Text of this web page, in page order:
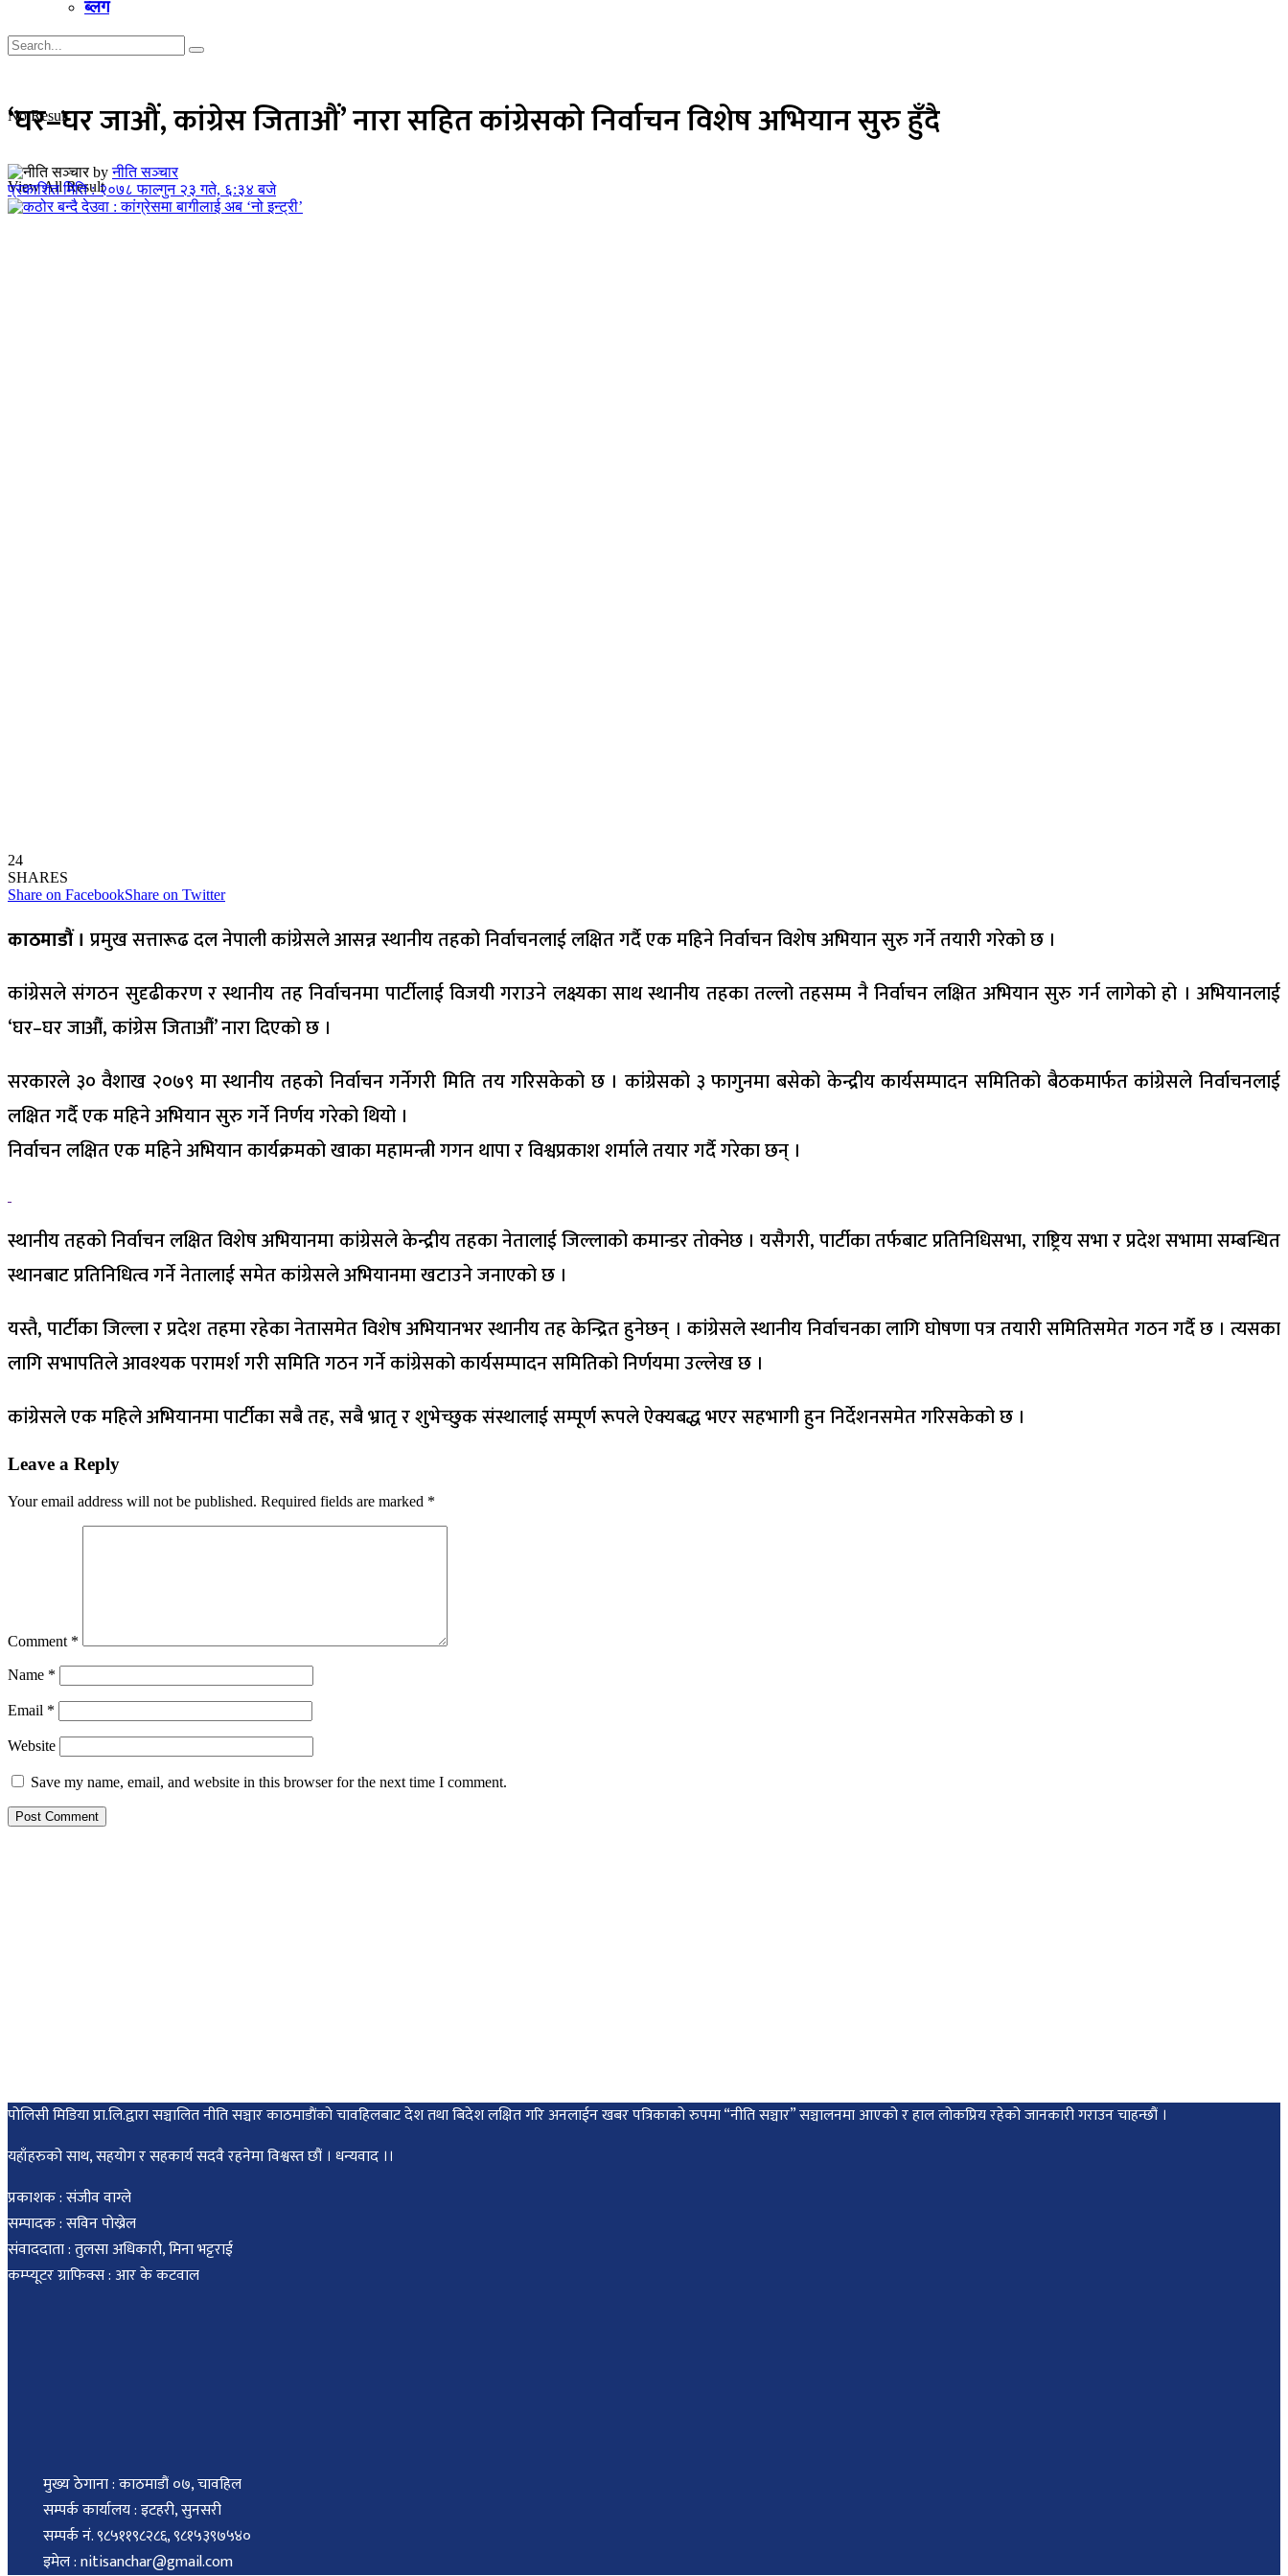
ब्लग
No Result
View All Result
‘घर–घर जाऔं, कांग्रेस जिताऔं’ नारा सहित कांग्रेसको निर्वाचन विशेष अभियान सुरु हुँदै
by नीति सञ्चार
प्रकाशित मिति : २०७८ फाल्गुन २३ गते, ६:३४ बजे
24
SHARES
Share on FacebookShare on Twitter
काठमाडौं । प्रमुख सत्तारूढ दल नेपाली कांग्रेसले आसन्न स्थानीय तहको निर्वाचनलाई लक्षित गर्दै एक महिने निर्वाचन विशेष अभियान सुरु गर्ने तयारी गरेको छ ।
कांग्रेसले संगठन सुदृढीकरण र स्थानीय तह निर्वाचनमा पार्टीलाई विजयी गराउने लक्ष्यका साथ स्थानीय तहका तल्लो तहसम्म नै निर्वाचन लक्षित अभियान सुरु गर्न लागेको हो । अभियानलाई
‘घर–घर जाऔं, कांग्रेस जिताऔं’ नारा दिएको छ ।
सरकारले ३० वैशाख २०७९ मा स्थानीय तहको निर्वाचन गर्नेगरी मिति तय गरिसकेको छ । कांग्रेसको ३ फागुनमा बसेको केन्द्रीय कार्यसम्पादन समितिको बैठकमार्फत कांग्रेसले निर्वाचनलाई
लक्षित गर्दै एक महिने अभियान सुरु गर्ने निर्णय गरेको थियो ।
निर्वाचन लक्षित एक महिने अभियान कार्यक्रमको खाका महामन्त्री गगन थापा र विश्वप्रकाश शर्माले तयार गर्दै गरेका छन् ।
स्थानीय तहको निर्वाचन लक्षित विशेष अभियानमा कांग्रेसले केन्द्रीय तहका नेतालाई जिल्लाको कमान्डर तोक्नेछ । यसैगरी, पार्टीका तर्फबाट प्रतिनिधिसभा, राष्ट्रिय सभा र प्रदेश सभामा सम्बन्धित
स्थानबाट प्रतिनिधित्व गर्ने नेतालाई समेत कांग्रेसले अभियानमा खटाउने जनाएको छ ।
यस्तै, पार्टीका जिल्ला र प्रदेश तहमा रहेका नेतासमेत विशेष अभियानभर स्थानीय तह केन्द्रित हुनेछन् । कांग्रेसले स्थानीय निर्वाचनका लागि घोषणा पत्र तयारी समितिसमेत गठन गर्दै छ । त्यसका
लागि सभापतिले आवश्यक परामर्श गरी समिति गठन गर्ने कांग्रेसको कार्यसम्पादन समितिको निर्णयमा उल्लेख छ ।
कांग्रेसले एक महिले अभियानमा पार्टीका सबै तह, सबै भ्रातृ र शुभेच्छुक संस्थालाई सम्पूर्ण रूपले ऐक्यबद्ध भएर सहभागी हुन निर्देशनसमेत गरिसकेको छ ।
Leave a Reply
Your email address will not be published. Required fields are marked *
Comment *
Name *
Email *
Website
Save my name, email, and website in this browser for the next time I comment.
पोलिसी मिडिया प्रा.लि.द्वारा सञ्चालित नीति सञ्चार काठमाडाैंकाे चावहिलबाट देश तथा बिदेश लक्षित गरि अनलाईन खबर पत्रिकाको रुपमा “नीति सञ्चार” सञ्चालनमा आएको र हाल लोकप्रिय रहेको जानकारी गराउन चाहन्छौं ।
यहाँहरुको साथ, सहयोग र सहकार्य सदवै रहनेमा विश्वस्त छौं । धन्यवाद ।।
प्रकाशक : संजीव वाग्ले
सम्पादक : सविन पोख्रेल
संवाददाता : तुलसा अधिकारी, मिना भट्टराई
कम्प्यूटर ग्राफिक्स : आर के कटवाल
मुख्य ठेगाना : काठमाडौं ०७, चावहिल
सम्पर्क कार्यालय : इटहरी, सुनसरी
सम्पर्क नं. ९८५११९८२८६, ९८१५३९७५४०
इमेल : nitisanchar@gmail.com